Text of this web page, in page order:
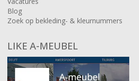
Blog
Zoek op bekleding- & kleurnummers
LIKE A-MEUBEL